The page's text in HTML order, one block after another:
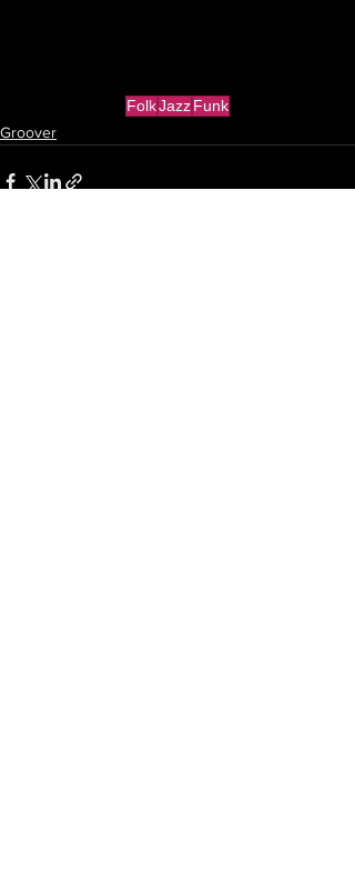
FolkJazzFunk
Groover